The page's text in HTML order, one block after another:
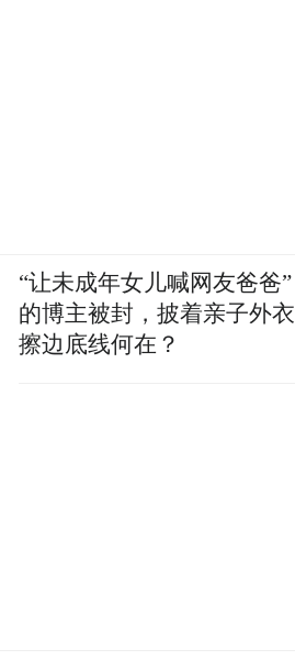
“让未成年女儿喊网友爸爸”
的博主被封，披着亲子外衣
擦边底线何在？